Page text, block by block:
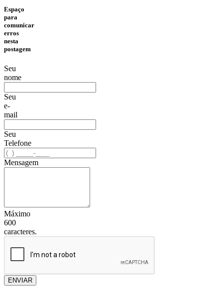
Espaço
para
comunicar
erros
nesta
postagem
Seu
nome
Seu
e-
mail
Seu
Telefone
Mensagem
Máximo
600
caracteres.
ENVIAR